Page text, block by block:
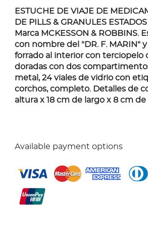
ESTUCHE DE VIAJE DE
DE PILLS & GRANULES
Marca MCKESSON & ROBBINS.
con nombre del "DR. F. MARIN"
forrado al interior con terciopelo
doradas con dos
metal, 24 viales de vidrio con
corchos, completo. Detalles de
altura x 18 cm de largo x 8 cm de
Available payment options